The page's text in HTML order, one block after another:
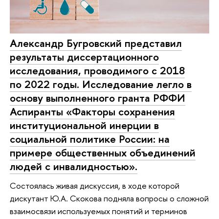
Александр Бугровский представил
результаты диссертационного
исследования, проводимого с 2018
по 2022 годы. Исследование легло в
основу выполненного гранта РФФИ
Аспиранты «Факторы сохранения
институциональной инерции в
социальной политике России: на
примере общественных объединений
людей с инвалидностью».
Состоялась живая дискуссия, в ходе которой
дискутант Ю.А. Скокова подняла вопросы о сложной
взаимосвязи используемых понятий и терминов